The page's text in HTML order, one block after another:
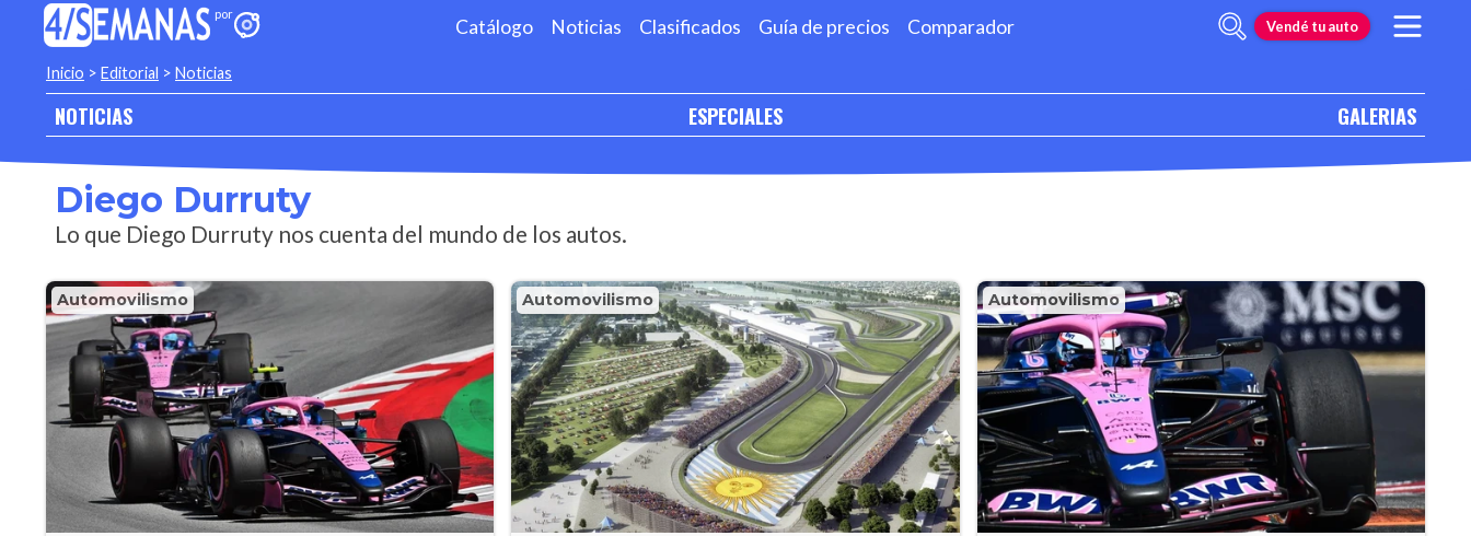
Catálogo Noticias Clasificados Guía de precios Comparador Vendé tu auto
Inicio > Editorial > Noticias
NOTICIAS ESPECIALES GALERIAS
Diego Durruty
Lo que Diego Durruty nos cuenta del mundo de los autos.
Automovilismo Automovilismo Automovilismo